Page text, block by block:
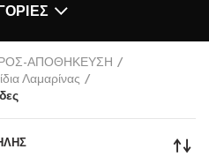
ΑΠΟΘΗΚΕΥΣΗ
Λαμαρίνας